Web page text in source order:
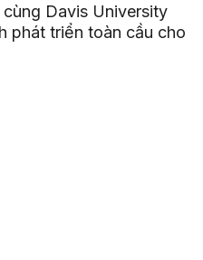
Davis University
phát triển toàn cầu cho